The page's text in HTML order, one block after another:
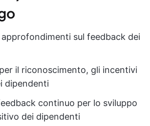
approfondimenti sul feedback dei
il riconoscimento, gli incentivi
dipendenti
continuo per lo sviluppo
dei dipendenti